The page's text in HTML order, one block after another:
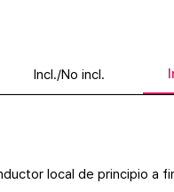
Incl./No incl.
local de principio a